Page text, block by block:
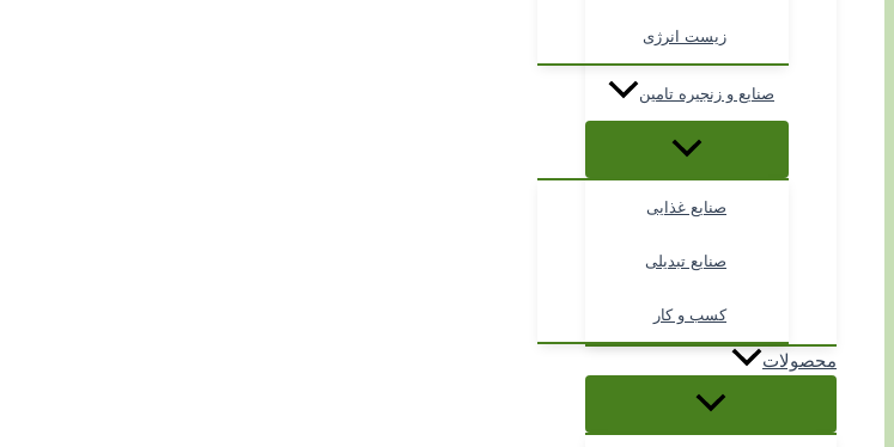
زیست انرژی
صنایع و زنجیره تامین
صنایع غذایی
صنایع تبدیلی
کسب و کار
محصولات